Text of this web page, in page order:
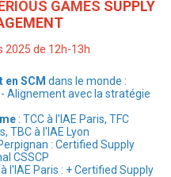
GAMES SUPPLY
2025 de 12h-13h
SCM dans le monde :
Alignement avec la stratégie
: TCC à l'IAE Paris, TFC
TBC à l'IAE Lyon
: Certified Supply
CSSCP
l'IAE Paris : + Certified Supply